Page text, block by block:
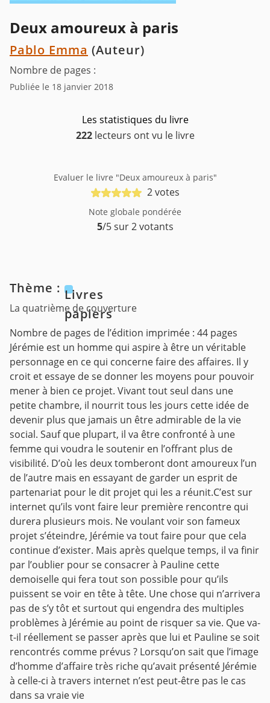
Deux amoureux à paris
Pablo Emma (Auteur)
Nombre de pages :
Publiée le 18 janvier 2018
Les statistiques du livre
222lecteurs ont vu le livre
Evaluer le livre "Deux amoureux à paris"
2 votes
Note globale pondérée
5/5 sur 2 votants
Thème : Livres
papiers
La quatrième de couverture
Nombre de pages de l’édition imprimée : 44 pages
Jérémie est un homme qui aspire à être un véritable
personnage en ce qui concerne faire des affaires. Il y
croit et essaye de se donner les moyens pour pouvoir
mener à bien ce projet. Vivant tout seul dans une
petite chambre, il nourrit tous les jours cette idée de
devenir plus que jamais un être admirable de la vie
social. Sauf que plupart, il va être confronté à une
femme qui voudra le soutenir en l’offrant plus de
visibilité. D’où les deux tomberont dont amoureux l’un
de l’autre mais en essayant de garder un esprit de
partenariat pour le dit projet qui les a réunit.C’est sur
internet qu’ils vont faire leur première rencontre qui
durera plusieurs mois. Ne voulant voir son fameux
projet s’éteindre, Jérémie va tout faire pour que cela
continue d’exister. Mais après quelque temps, il va finir
par l’oublier pour se consacrer à Pauline cette
demoiselle qui fera tout son possible pour qu’ils
puissent se voir en tête à tête. Une chose qui n’arrivera
pas de s’y tôt et surtout qui engendra des multiples
problèmes à Jérémie au point de risquer sa vie. Que va-
t-il réellement se passer après que lui et Pauline se soit
rencontrés comme prévus ? Lorsqu’on sait que l’image
d’homme d’affaire très riche qu’avait présenté Jérémie
à celle-ci à travers internet n’est peut-être pas le cas
dans sa vraie vie